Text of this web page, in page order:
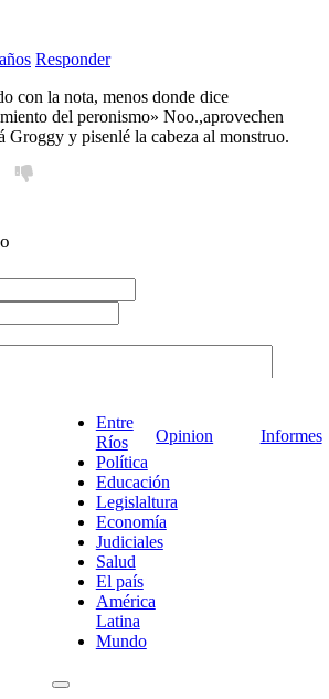
Responder
con la nota, menos donde dice
del peronismo» Noo.,aprovechen
Groggy y pisenlé la cabeza al monstruo.
Entre
Ríos
Política
Educación
Legislaltura
Economía
Judiciales
Salud
El país
América
Latina
Mundo
Opinion Informes
en contacto!